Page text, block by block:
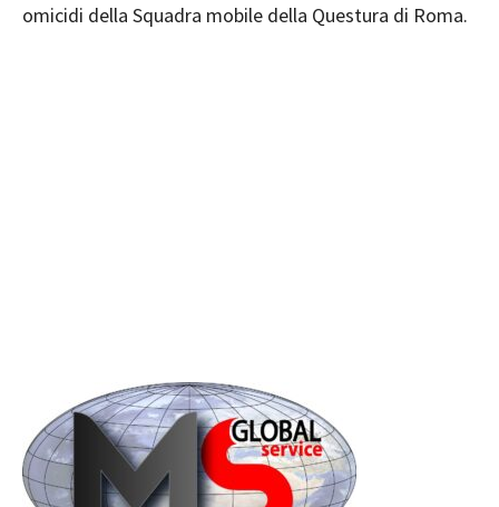
omicidi della Squadra mobile della Questura di Roma.